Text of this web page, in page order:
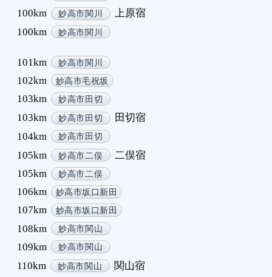
100km
妙高市関川
上原宿
100km
妙高市関川
101km 妙高市関川
102km 妙高市毛祝坂
103km 妙高市田切
103km 妙高市田切
田切宿
104km
妙高市田切
105km 妙高市二俣
二俣宿
105km
妙高市二俣
106km 妙高市坂口新田
107km 妙高市坂口新田
108km 妙高市関山
109km 妙高市関山
110km 妙高市関山
関山宿